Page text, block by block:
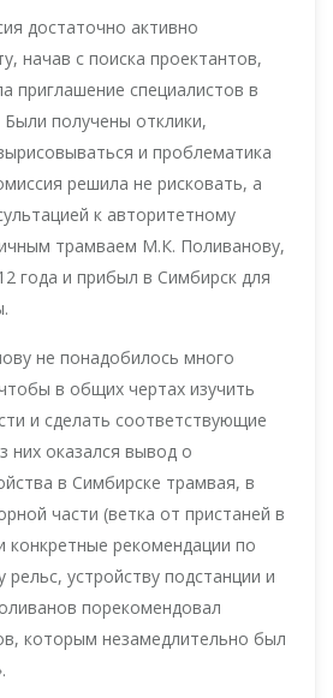
достаточно активно
начав с поиска проектантов,
приглашение специалистов в
Были получены отклики,
и проблематика
решила не рисковать, а
к авторитетному
трамваем М.К. Поливанову,
года и прибыл в Симбирск для
не понадобилось много
в общих чертах изучить
и сделать соответствующие
них оказался вывод о
в Симбирске трамвая, в
части (ветка от пристаней в
конкретные рекомендации по
устройству подстанции и
порекомендовал
которым незамедлительно был